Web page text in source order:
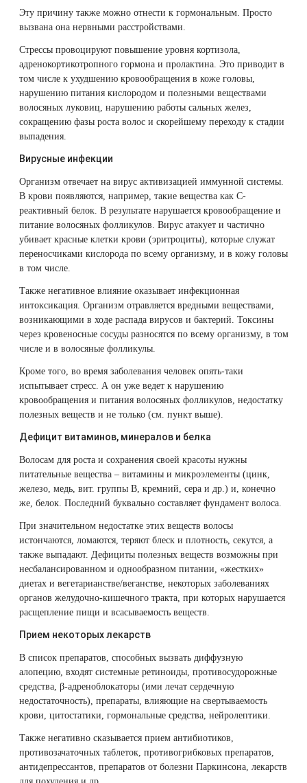
Эту причину также можно отнести к гормональным. Просто
вызвана она нервными расстройствами.
Стрессы провоцируют повышение уровня кортизола,
адренокортикотропного гормона и пролактина. Это приводит в
том числе к ухудшению кровообращения в коже головы,
нарушению питания кислородом и полезными веществами
волосяных луковиц, нарушению работы сальных желез,
сокращению фазы роста волос и скорейшему переходу к стадии
выпадения.
Вирусные инфекции
Организм отвечает на вирус активизацией иммунной системы.
В крови появляются, например, такие вещества как С-
реактивный белок. В результате нарушается кровообращение и
питание волосяных фолликулов. Вирус атакует и частично
убивает красные клетки крови (эритроциты), которые служат
переносчиками кислорода по всему организму, и в кожу головы
в том числе.
Также негативное влияние оказывает инфекционная
интоксикация. Организм отравляется вредными веществами,
возникающими в ходе распада вирусов и бактерий. Токсины
через кровеносные сосуды разносятся по всему организму, в том
числе и в волосяные фолликулы.
Кроме того, во время заболевания человек опять-таки
испытывает стресс. А он уже ведет к нарушению
кровообращения и питания волосяных фолликулов, недостатку
полезных веществ и не только (см. пункт выше).
Дефицит витаминов, минералов и белка
Волосам для роста и сохранения своей красоты нужны
питательные вещества – витамины и микроэлементы (цинк,
железо, медь, вит. группы В, кремний, сера и др.) и, конечно
же, белок. Последний буквально составляет фундамент волоса.
При значительном недостатке этих веществ волосы
истончаются, ломаются, теряют блеск и плотность, секутся, а
также выпадают. Дефициты полезных веществ возможны при
несбалансированном и однообразном питании, «жестких»
диетах и вегетарианстве/веганстве, некоторых заболеваниях
органов желудочно-кишечного тракта, при которых нарушается
расщепление пищи и всасываемость веществ.
Прием некоторых лекарств
В список препаратов, способных вызвать диффузную
алопецию, входят системные ретиноиды, противосудорожные
средства, β-адреноблокаторы (ими лечат сердечную
недостаточность), препараты, влияющие на свертываемость
крови, цитостатики, гормональные средства, нейролептики.
Также негативно сказывается прием антибиотиков,
противозачаточных таблеток, противогрибковых препаратов,
антидепрессантов, препаратов от болезни Паркинсона, лекарств